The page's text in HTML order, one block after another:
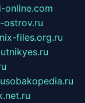
online.com
ostrov.ru
nix-files.org.ru
sobakopedia.ru